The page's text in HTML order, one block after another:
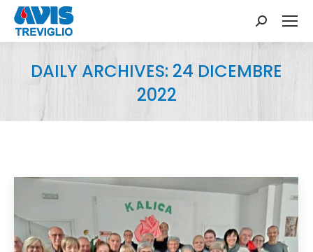
Search:
DAILY ARCHIVES: 24 DICEMBRE
2022